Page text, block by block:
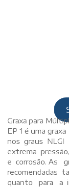
Graxa para
EP 1 é uma
nos graus
extrema
e corrosão. As
recomendadas
quanto para a